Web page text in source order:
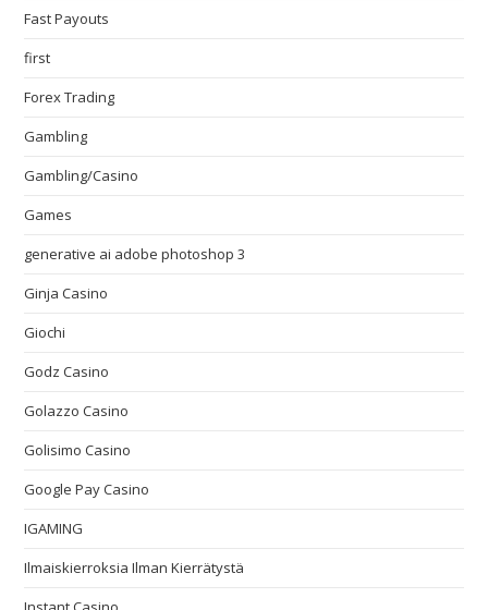
Fast Payouts
first
Forex Trading
Gambling
Gambling/Casino
Games
generative ai adobe photoshop 3
Ginja Casino
Giochi
Godz Casino
Golazzo Casino
Golisimo Casino
Google Pay Casino
IGAMING
Ilmaiskierroksia Ilman Kierrätystä